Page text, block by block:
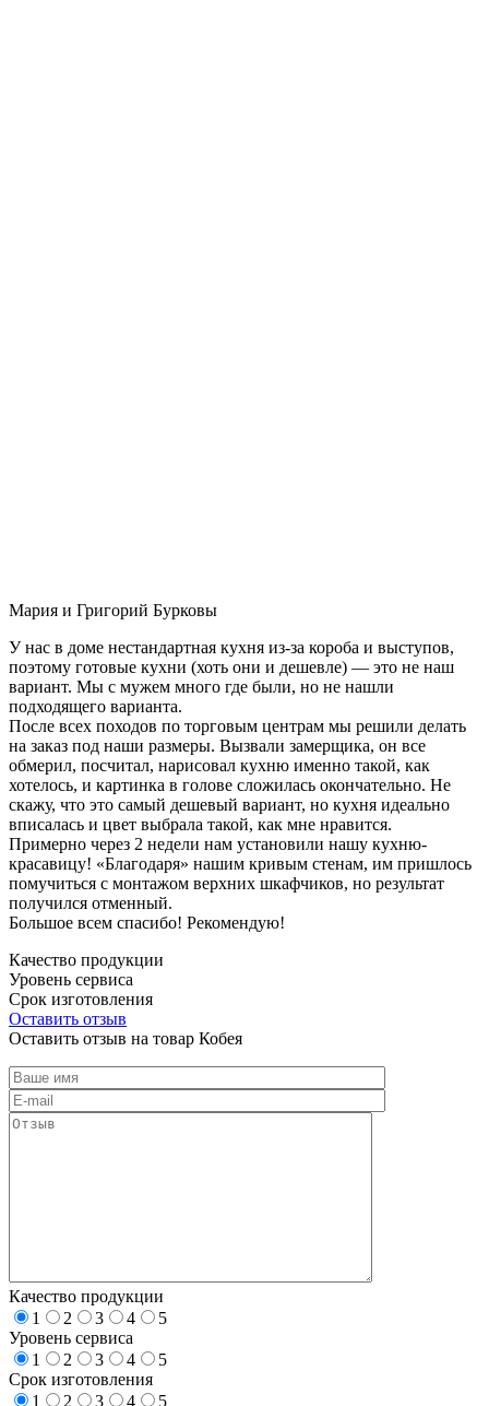
Мария и Григорий Бурковы
У нас в доме нестандартная кухня из-за короба и выступов,
поэтому готовые кухни (хоть они и дешевле) — это не наш
вариант. Мы с мужем много где были, но не нашли
подходящего варианта.
После всех походов по торговым центрам мы решили делать
на заказ под наши размеры. Вызвали замерщика, он все
обмерил, посчитал, нарисовал кухню именно такой, как
хотелось, и картинка в голове сложилась окончательно. Не
скажу, что это самый дешевый вариант, но кухня идеально
вписалась и цвет выбрала такой, как мне нравится.
Примерно через 2 недели нам установили нашу кухню-
красавицу! «Благодаря» нашим кривым стенам, им пришлось
помучиться с монтажом верхних шкафчиков, но результат
получился отменный.
Большое всем спасибо! Рекомендую!
Качество продукции
Уровень сервиса
Срок изготовления
Оставить отзыв
Оставить отзыв на товар Кобея
Качество продукции
1
2 3 4
5
Уровень сервиса
1
2 3 4
5
Срок изготовления
1
2 3 4
5